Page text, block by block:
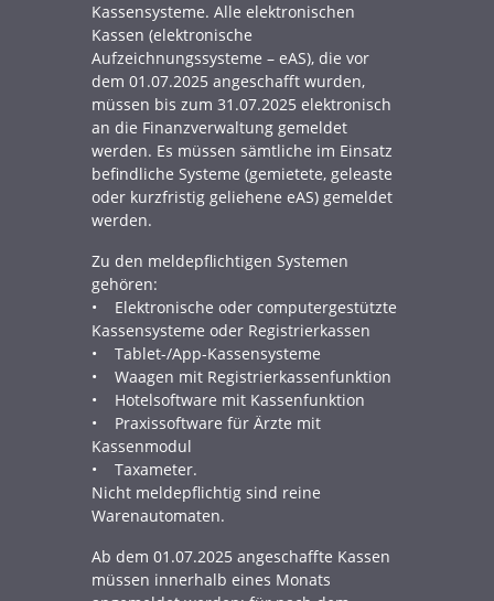
Kassensysteme. Alle elektronischen
Kassen (elektronische
Aufzeichnungssysteme – eAS), die vor
dem 01.07.2025 angeschafft wurden,
müssen bis zum 31.07.2025 elektronisch
an die Finanzverwaltung gemeldet
werden. Es müssen sämtliche im Einsatz
befindliche Systeme (gemietete, geleaste
oder kurzfristig geliehene eAS) gemeldet
werden.
Zu den meldepflichtigen Systemen
gehören:
• Elektronische oder computergestützte
Kassensysteme oder Registrierkassen
• Tablet-/App-Kassensysteme
• Waagen mit Registrierkassenfunktion
• Hotelsoftware mit Kassenfunktion
• Praxissoftware für Ärzte mit
Kassenmodul
• Taxameter.
Nicht meldepflichtig sind reine
Warenautomaten.
Ab dem 01.07.2025 angeschaffte Kassen
müssen innerhalb eines Monats